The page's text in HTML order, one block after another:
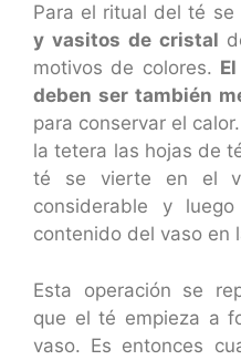
Para el ritual del té se
y vasitos de cristal
motivos de colores.
deben ser también
para conservar el
la tetera las hojas de
té se vierte en el
considerable y
contenido del vaso en
Esta operación se
que el té empieza a
vaso. Es entonces